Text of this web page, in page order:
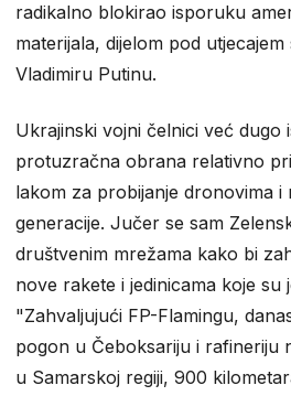
radikalno blokirao isporuku
materijala, dijelom pod
Vladimiru Putinu.
Ukrajinski vojni čelnici već dugo
protuzračna obrana relativno
lakom za probijanje dronovima i
generacije. Jučer se sam
društvenim mrežama kako bi
nove rakete i jedinicama koje su
"Zahvaljujući FP-Flamingu,
pogon u Čeboksariju i rafineriju
u Samarskoj regiji, 900